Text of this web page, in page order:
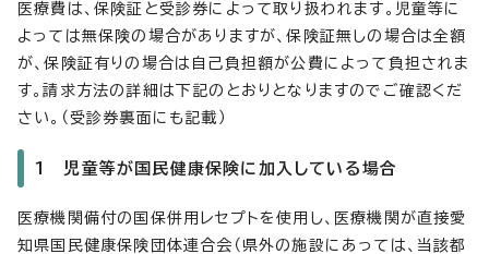
医療費は、保険証と受診券によって取り扱われます。児童等に
よっては無保険の場合がありますが、保険証無しの場合は全額
が、保険証有りの場合は自己負担額が公費によって負担されま
す。請求方法の詳細は下記のとおりとなりますのでご確認くだ
さい。（受診券裏面にも記載）
1 児童等が国民健康保険に加入している場合
医療機関備付の国保併用レセプトを使用し、医療機関が直接愛
知県国民健康保険団体連合会（県外の施設にあっては、当該都